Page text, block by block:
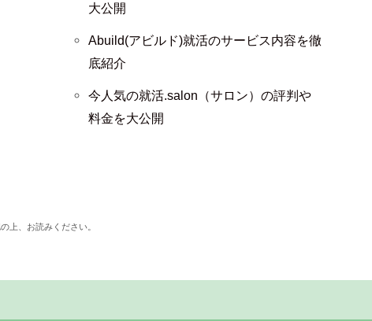
大公開
Abuild(アビルド)就活のサービス内容を徹
底紹介
今人気の就活.salon（サロン）の評判や
料金を大公開
上、お読みください。